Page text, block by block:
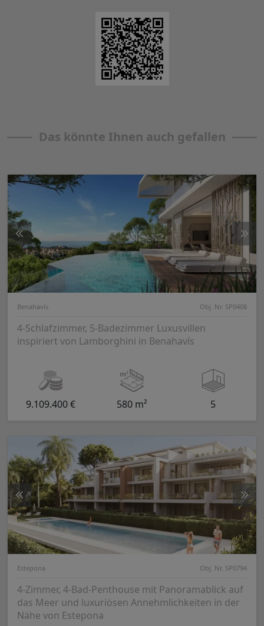
Das könnte Ihnen auch gefallen
Benahavís Obj. Nr. SP0408
4-Schlafzimmer, 5-Badezimmer Luxusvillen
inspiriert von Lamborghini in Benahavís
9.109.400 € 580 m² 5
Estepona Obj. Nr. SP0794
4-Zimmer, 4-Bad-Penthouse mit Panoramablick auf
das Meer und luxuriösen Annehmlichkeiten in der
Nähe von Estepona